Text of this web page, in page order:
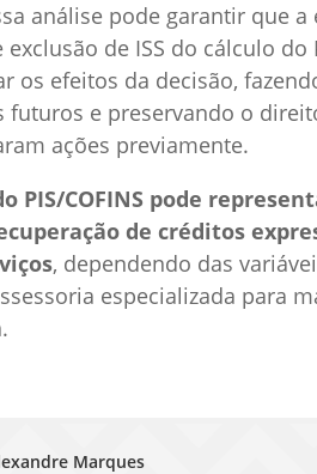
análise pode garantir que
de ISS do cálculo do
os efeitos da decisão,
futuros e preservando o
ações previamente.
PIS/COFINS pode
de créditos
, dependendo das
especializada para
Marques